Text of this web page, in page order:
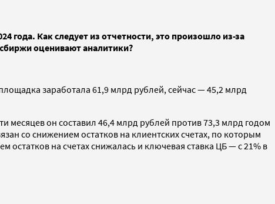
года. Как следует из отчетности, это произошло из-за
оценивают аналитики?
заработала 61,9 млрд рублей, сейчас — 45,2 млрд
месяцев он составил 46,4 млрд рублей против 73,3 млрд годом
со снижением остатков на клиентских счетах, по которым
на счетах снижалась и ключевая ставка ЦБ — с 21% в